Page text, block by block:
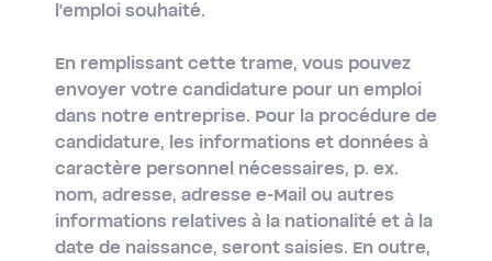
l'emploi souhaité.
En remplissant cette trame, vous pouvez
envoyer votre candidature pour un emploi
dans notre entreprise. Pour la procédure de
candidature, les informations et données à
caractère personnel nécessaires, p. ex.
nom, adresse, adresse e-Mail ou autres
informations relatives à la nationalité et à la
date de naissance, seront saisies. En outre,